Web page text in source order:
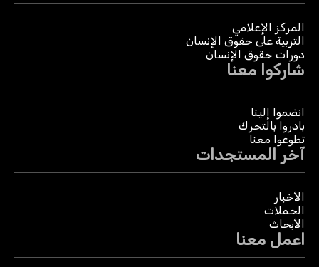
المركز الإعلامي
التربية على حقوق الإنسان
دورات حقوق الإنسان
شاركوا معنا
انضموا إلينا
بادروا بالتحرك
تطوعوا معنا
آخر المستجدات
الأخبار
الحملات
الأبحاث
اعمل معنا